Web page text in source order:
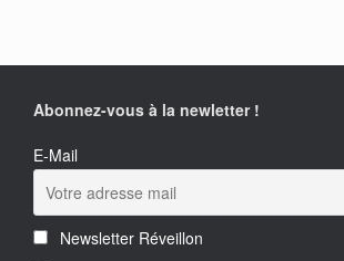
Abonnez-vous à la newletter !
E-Mail
Newsletter Réveillon